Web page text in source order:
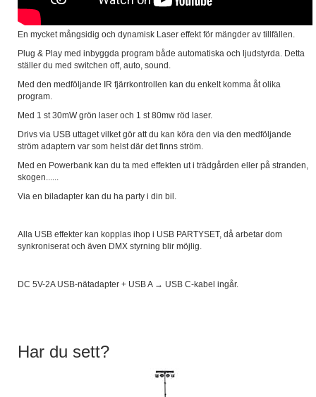
En mycket mångsidig och dynamisk Laser effekt för mängder av tillfällen.
Plug & Play med inbyggda program både automatiska och ljudstyrda. Detta
ställer du med switchen off, auto, sound.
Med den medföljande IR fjärrkontrollen kan du enkelt komma åt olika
program.
Med 1 st 30mW grön laser och 1 st 80mw röd laser.
Drivs via USB uttaget vilket gör att du kan köra den via den medföljande
ström adaptern var som helst där det finns ström.
Med en Powerbank kan du ta med effekten ut i trädgården eller på stranden,
skogen......
Via en biladapter kan du ha party i din bil.
Alla USB effekter kan kopplas ihop i USB PARTYSET, då arbetar dom
synkroniserat och även DMX styrning blir möjlig.
DC 5V-2A USB-nätadapter + USB A → USB C-kabel ingår.
Har du sett?